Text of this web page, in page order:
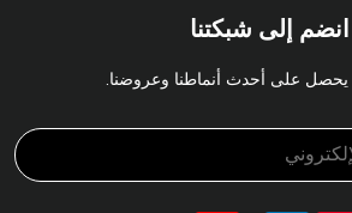
انضم إلى شبكتنا
على أحدث أنماطنا وعروضنا.